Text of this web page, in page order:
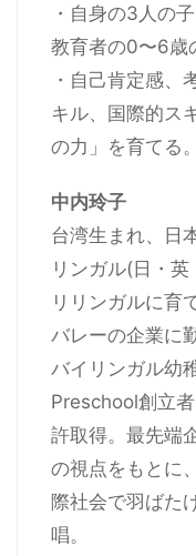
・自身の3人の
教育者の0〜6歳
・⾃⼰肯定感、
キル、国際的ス
の⼒」を育てる。
中内玲子
台湾生まれ、日
リンガル(日・
リリンガルに育
バレーの企業に
バイリンガル幼
Preschool創立
許取得。最先端
の視点をもとに
際社会で羽ばた
唱。